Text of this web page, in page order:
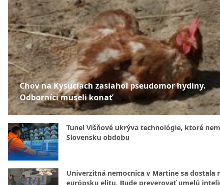
Chov na Kysuciach zasiahol pseudomor hydiny.
Odborníci museli konať
Tunel Višňové ukrýva technológie, ktoré
Slovensku obdobu
Univerzitná nemocnica v Martine sa dostala
európsku elitu. Bude preverovať umelú